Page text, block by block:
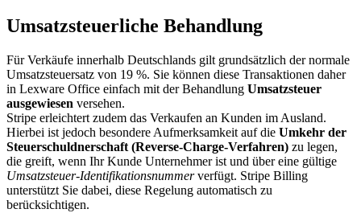
Umsatzsteuerliche Behandlung
Für Verkäufe innerhalb Deutschlands gilt grundsätzlich der normale
Umsatzsteuersatz von 19 %. Sie können diese Transaktionen daher
in Lexware Office einfach mit der Behandlung Umsatzsteuer
ausgewiesen versehen.
Stripe erleichtert zudem das Verkaufen an Kunden im Ausland.
Hierbei ist jedoch besondere Aufmerksamkeit auf die Umkehr der
Steuerschuldnerschaft (Reverse-Charge-Verfahren) zu legen,
die greift, wenn Ihr Kunde Unternehmer ist und über eine gültige
Umsatzsteuer-Identifikationsnummerverfügt. Stripe Billing
unterstützt Sie dabei, diese Regelung automatisch zu
berücksichtigen.